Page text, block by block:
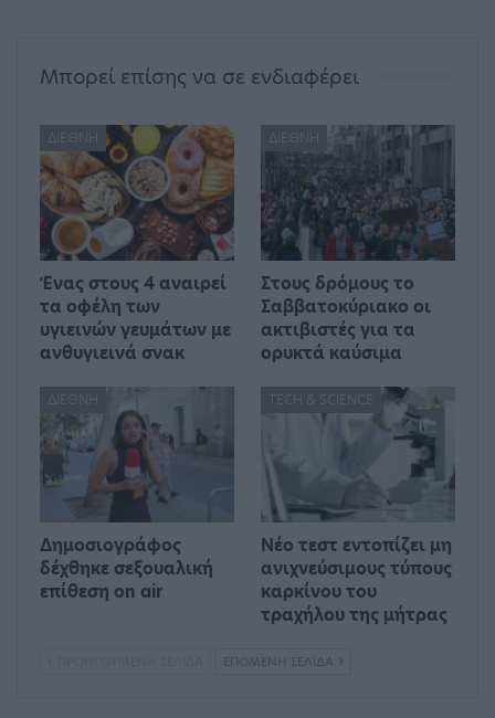
Μπορεί επίσης να σε ενδιαφέρει
ΔΙΕΘΝΉ
Ένας στους 4 αναιρεί
τα οφέλη των
υγιεινών γευμάτων με
ανθυγιεινά σνακ
ΔΙΕΘΝΉ
Στους δρόμους το
Σαββατοκύριακο οι
ακτιβιστές για τα
ορυκτά καύσιμα
ΔΙΕΘΝΉ
Δημοσιογράφος
δέχθηκε σεξουαλική
επίθεση on air
TECH & SCIENCE
Νέο τεστ εντοπίζει μη
ανιχνεύσιμους τύπους
καρκίνου του
τραχήλου της μήτρας
ΕΠΌΜΕΝΗ ΣΕΛΊΔΑ